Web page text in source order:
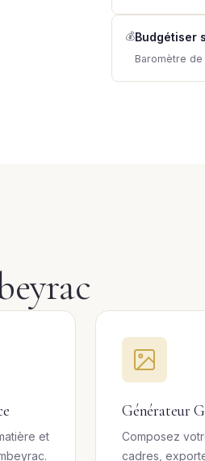
💰Budgétiser
Baromètre
et
Générateur
Composez
cadres,